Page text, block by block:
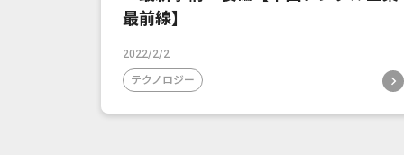
最前線】
2022/2/2
テクノロジー